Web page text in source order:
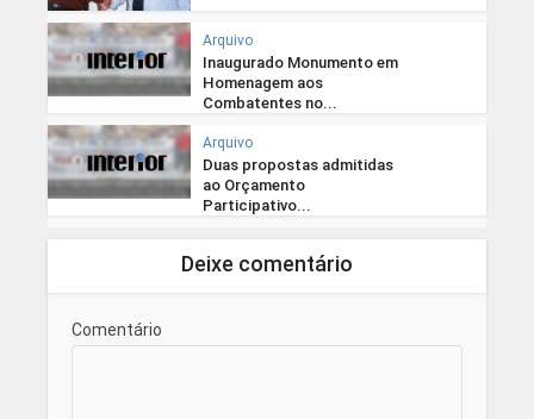
Arquivo
Inaugurado Monumento em
Homenagem aos
Combatentes no...
Arquivo
Duas propostas admitidas
ao Orçamento
Participativo...
Deixe comentário
Comentário